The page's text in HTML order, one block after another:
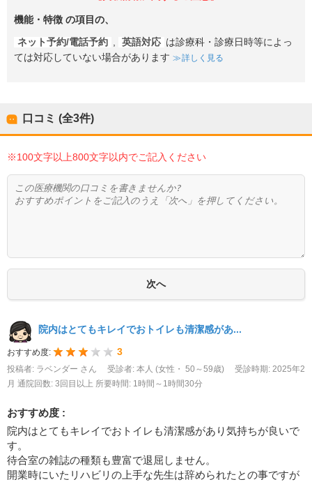
機能・特徴 の項目の、
ネット予約/電話予約 英語対応 は診療科・診療日時等によっ
ては対応していない場合があります
詳しく見る
口コミ (全3件)
※100文字以上800文字以内でご記入ください
院内はとてもキレイでおトイレも清潔感があ...
おすすめ度: 3
投稿者: ラベンダー さん 受診者: 本人 (女性・ 50～59歳)
受診時期: 2025年2
月 通院回数: 3回目以上 所要時間: 1時間～1時間30分
おすすめ度 :
院内はとてもキレイでおトイレも清潔感があり気持ちが良いで
す。
待合室の雑誌の種類も豊富で退屈しません。
開業時にいたリハビリの上手な先生は辞められたとの事ですが